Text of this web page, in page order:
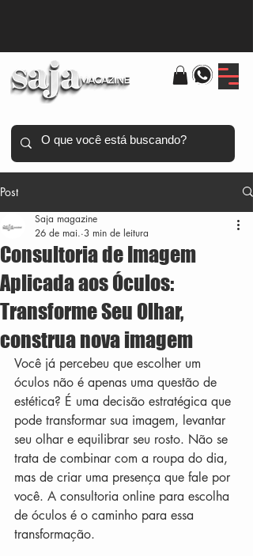
Post
Consultoria de Imagem
Aplicada aos Óculos:
Transforme Seu Olhar,
construa nova imagem
Saja magazine
26 de mai. 3 min de leitura
Você já percebeu que escolher um
óculos não é apenas uma questão de
estética? É uma decisão estratégica que
pode transformar sua imagem, levantar
seu olhar e equilibrar seu rosto. Não se
trata de combinar com a roupa do dia,
mas de criar uma presença que fale por
você. A consultoria online para escolha
de óculos é o caminho para essa
transformação.